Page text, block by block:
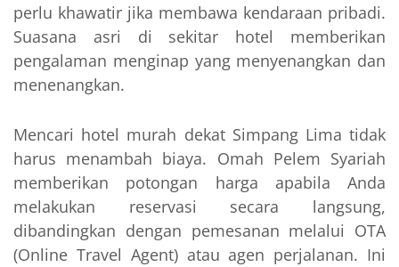
perlu khawatir jika membawa kendaraan pribadi.
Suasana asri di sekitar hotel memberikan
pengalaman menginap yang menyenangkan dan
menenangkan.
Mencari hotel murah dekat Simpang Lima tidak
harus menambah biaya. Omah Pelem Syariah
memberikan potongan harga apabila Anda
melakukan reservasi secara langsung,
dibandingkan dengan pemesanan melalui OTA
(Online Travel Agent) atau agen perjalanan. Ini